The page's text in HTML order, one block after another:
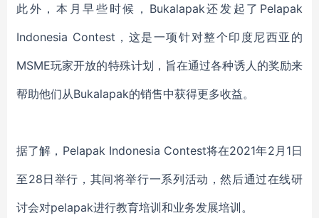
此外，本月早些时候， Bukalapak还发起了Pelapak
Indonesia Contest，这是一项针对整个印度尼西亚的
MSME玩家开放的特殊计划，旨在通过各种诱人的奖励来
帮助他们从Bukalapak的销售中获得更多收益。
据了解， Pelapak Indonesia Contest将在2021年2月1日
至28日举行，其间将举行一系列活动，然后通过在线研
讨会对pelapak进行教育培训和业务发展培训 。